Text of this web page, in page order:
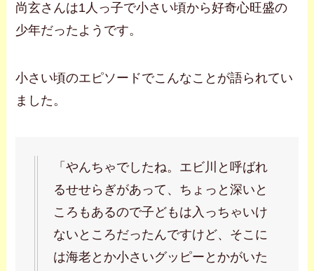
尚玄さんは1人っ子で小さい頃から好奇心旺盛の
少年だったようです。
小さい頃のエピソードでこんなことが語られてい
ました。
「やんちゃでしたね。エビ川と呼ばれ
るせせらぎがあって、ちょっと深いと
ころもあるので子どもは入っちゃいけ
ないところだったんですけど、そこに
は海老とか小さいグッピーとかがいた